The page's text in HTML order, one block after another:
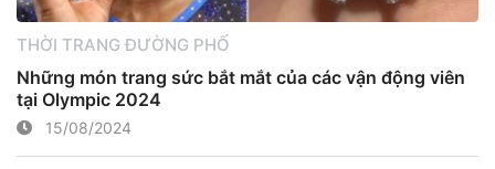
THỜI TRANG ĐƯỜNG PHỐ
Những món trang sức bắt mắt của các vận động viên
tại Olympic 2024
15/08/2024